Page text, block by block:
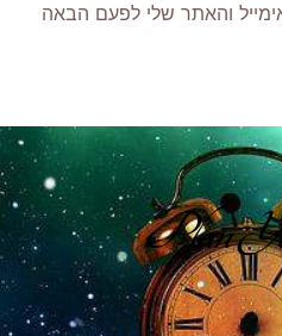
והאתר שלי לפעם הבאה
Plan